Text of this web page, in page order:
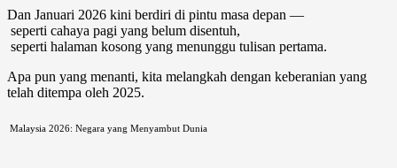
Dan Januari 2026 kini berdiri di pintu masa depan —
seperti cahaya pagi yang belum disentuh,
seperti halaman kosong yang menunggu tulisan pertama.
Apa pun yang menanti, kita melangkah dengan keberanian yang
telah ditempa oleh 2025.
Malaysia 2026: Negara yang Menyambut Dunia